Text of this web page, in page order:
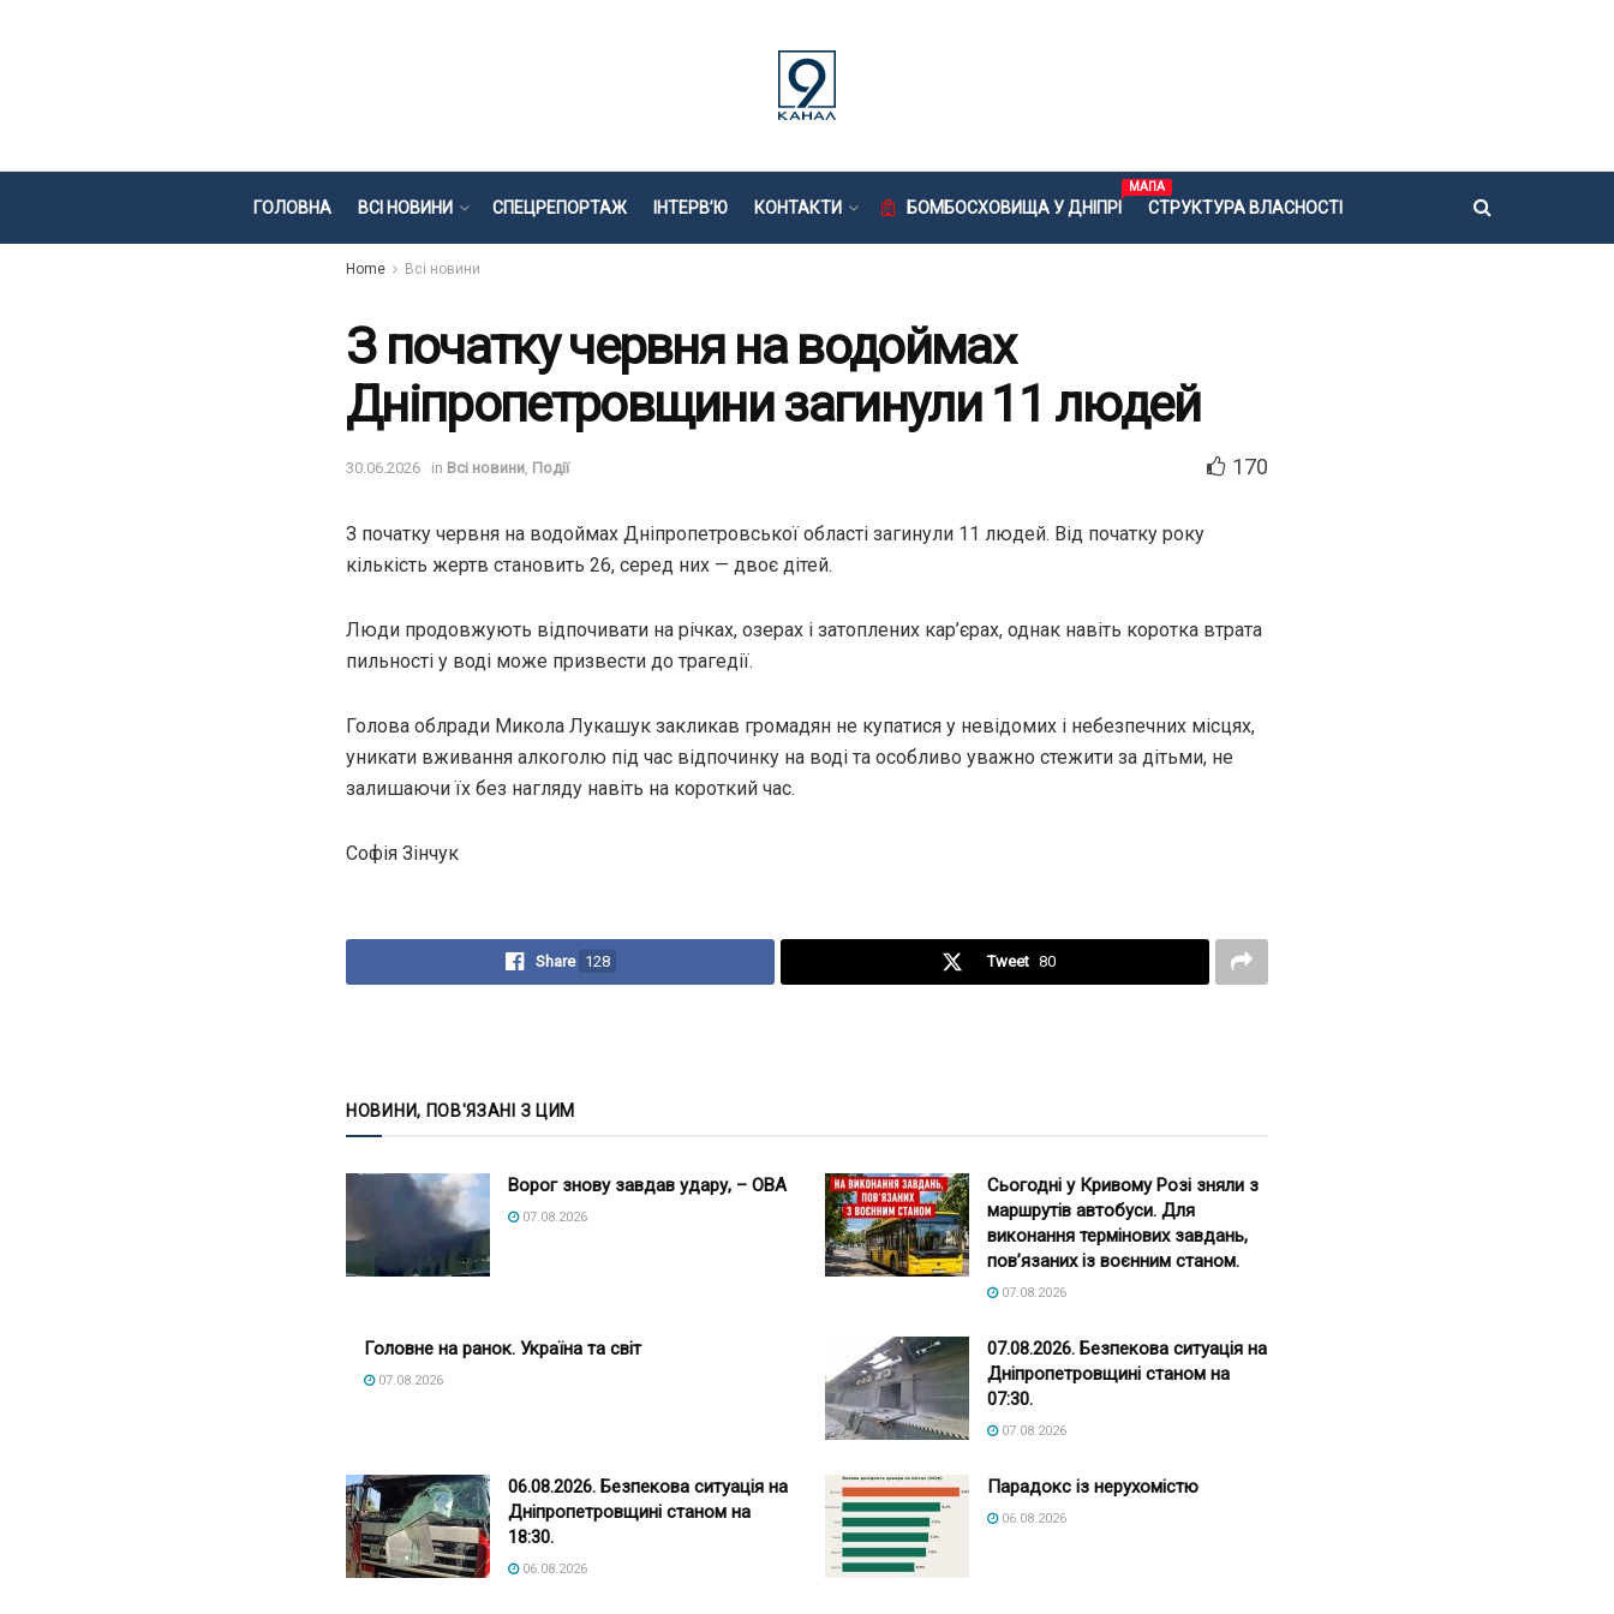
ГОЛОВНА ВСІ НОВИНИ СПЕЦРЕПОРТАЖ ІНТЕРВ’Ю КОНТАКТИ БОМБОСХОВИЩА У ДНІПРІ
МАПА
СТРУКТУРА ВЛАСНОСТІ
Home Всі новини
З початку червня на водоймах
Дніпропетровщини загинули 11 людей
30.06.2026 in Всі новини Події 170
З початку червня на водоймах Дніпропетровської області загинули 11 людей. Від початку року
кількість жертв становить 26, серед них — двоє дітей.
Люди продовжують відпочивати на річках, озерах і затоплених кар’єрах, однак навіть коротка втрата
пильності у воді може призвести до трагедії.
Голова облради Микола Лукашук закликав громадян не купатися у невідомих і небезпечних місцях,
уникати вживання алкоголю під час відпочинку на воді та особливо уважно стежити за дітьми, не
залишаючи їх без нагляду навіть на короткий час.
Софія Зінчук
Share 128 Tweet 80
НОВИНИ, ПОВ'ЯЗАНІ З ЦИМ
Ворог знову завдав удару, – ОВА
07.08.2026
Сьогодні у Кривому Розі зняли з
маршрутів автобуси. Для
виконання термінових завдань,
пов’язаних із воєнним станом.
07.08.2026
Головне на ранок. Україна та світ
07.08.2026
07.08.2026. Безпекова ситуація на
Дніпропетровщині станом на
07:30.
07.08.2026
06.08.2026. Безпекова ситуація на
Дніпропетровщині станом на
18:30.
06.08.2026
Парадокс із нерухомістю
06.08.2026